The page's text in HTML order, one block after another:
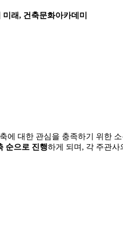
래, 건축문화아카데미
대한 관심을 충족하기 위한
순으로 진행하게 되며, 각 주관